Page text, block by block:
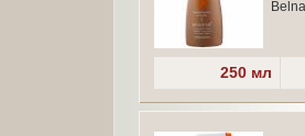
250 мл